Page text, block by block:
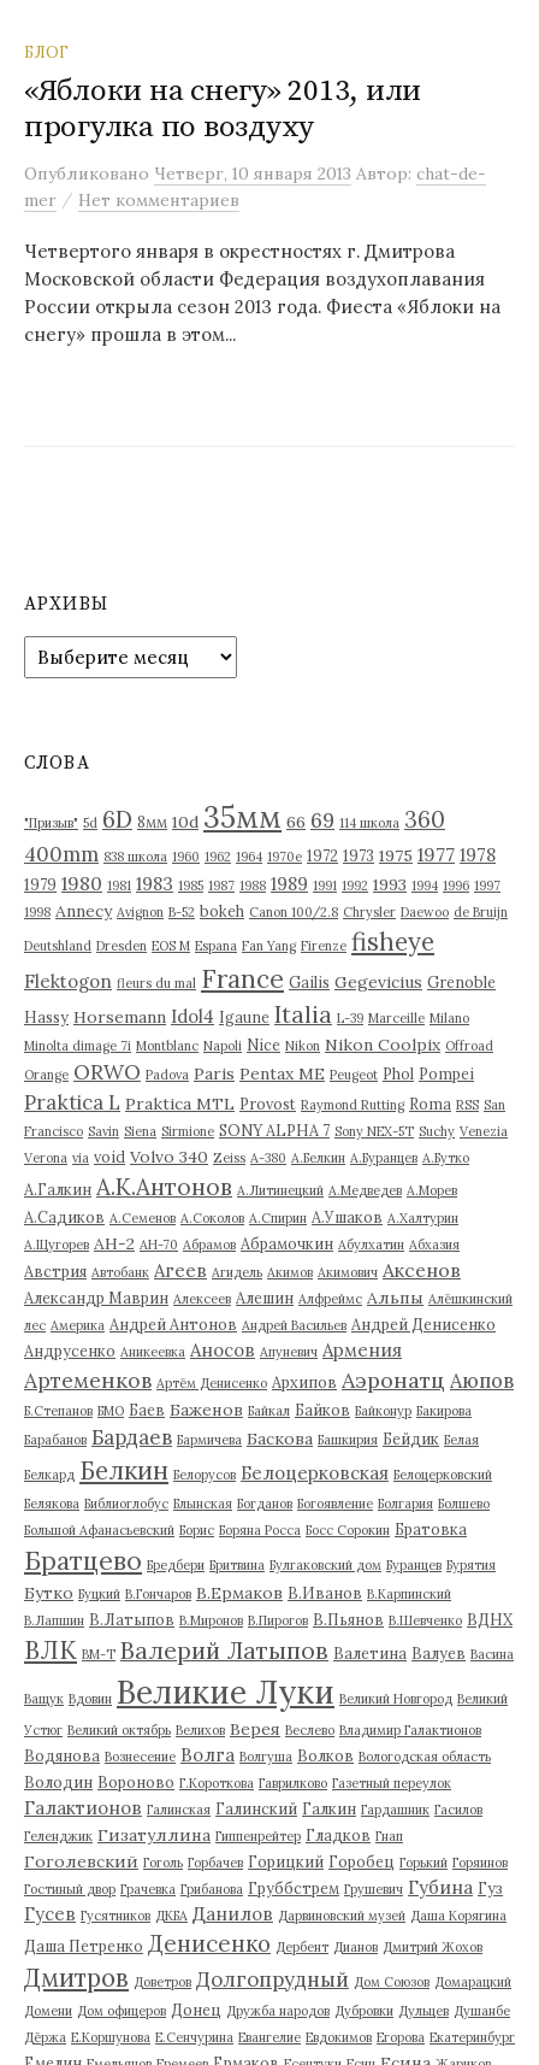
БЛОГ
«Яблоки на снегу» 2013, или
прогулка по воздуху
Опубликовано Четверг, 10 января 2013 Автор: chat-de-
mer / Нет комментариев
Четвертого января в окрестностях г. Дмитрова
Московской области Федерация воздухоплавания
России открыла сезон 2013 года. Фиеста «Яблоки на
снегу» прошла в этом...
АРХИВЫ
р
в
СЛОВА
"Призыв" 5d 6D 8мм 10d 35мм 66 69 114 школа 360
400mm 838 школа 1960 1962 1964 1970е 1972 1973 1975 1977 1978
1979 1980 1981 1983 1985 1987 1988 1989 1991 1992 1993 1994 1996 1997
1998 Annecy Avignon B-52 bokeh Canon 100/2.8 Chrysler Daewoo de Bruijn
Deutshland Dresden EOS M Espana Fan Yang Firenze fisheye
Flektogon fleurs du mal France Gailis Gegevicius Grenoble
Hassy Horsemann Idol4 Igaune Italia L-39 Marceille Milano
Minolta dimage 7i Montblanc Napoli Nice Nikon Nikon Coolpix Offroad
Orange ORWO Padova Paris Pentax ME Peugeot Phol Pompei
Praktica L Praktica MTL Provost Raymond Rutting Roma RSS San
Francisco Savin Siena Sirmione SONY ALPHA 7 Sony NEX-5T Suchy Venezia
Verona via void Volvo 340 Zeiss А-380 А.Белкин А.Буранцев А.Бутко
А.Галкин А.К.Антонов А.Литинецкий А.Медведев А.Морев
А.Садиков А.Семенов А.Соколов А.Спирин А.Ушаков А.Халтурин
А.Щугорев АН-2 АН-70 Абрамов Абрамочкин Абулхатин Абхазия
Австрия Автобанк Агеев Агидель Акимов Акимович Аксенов
Александр Маврин Алексеев Алешин Алфреймс Альпы Алёшкинский
лес Америка Андрей Антонов Андрей Васильев Андрей Денисенко
Андрусенко Аникеевка Аносов Апуневич Армения
Артеменков Артём Денисенко Архипов Аэронатц Аюпов
Б.Степанов БМО Баев Баженов Байкал Байков Байконур Бакирова
Барабанов Бардаев Бармичева Баскова Башкирия Бейдик Белая
Белкард Белкин Белорусов Белоцерковская Белоцерковский
Белякова Библиоглобус Блынская Богданов Богоявление Болгария Болшево
Большой Афанасьевский Борис Боряна Росса Босс Сорокин Братовка
Братцево Бредбери Бритвина Булгаковский дом Буранцев Бурятия
Бутко Буцкий В.Гончаров В.Ермаков В.Иванов В.Карпинский
В.Лапшин В.Латыпов В.Миронов В.Пирогов В.Пьянов В.Шевченко ВДНХ
ВЛК ВМ-Т Валерий Латыпов Валетина Валуев Васина
Ващук Вдовин Великие Луки Великий Новгород Великий
Устюг Великий октябрь Велихов Верея Веслево Владимир Галактионов
Водянова Вознесение Волга Волгуша Волков Вологодская область
Володин Вороново Г.Короткова Гаврилково Газетный переулок
Галактионов Галинская Галинский Галкин Гардашник Гасилов
Геленджик Гизатуллина Гиппенрейтер Гладков Гнап
Гоголевский Гоголь Горбачев Горицкий Горобец Горький Горяинов
Гостиный двор Грачевка Грибанова Груббстрем Грушевич Губина Гуз
Гусев Гусятников ДКБА Данилов Дарвиновский музей Даша Корягина
Даша Петренко Денисенко Дербент Дианов Дмитрий Жохов
Дмитров Доветров Долгопрудный Дом Союзов Домарацкий
Домени Дом офицеров Донец Дружба народов Дубровки Дульцев Душанбе
Дёржа Е.Коршунова Е.Сенчурина Евангелие Евдокимов Егорова Екатеринбург